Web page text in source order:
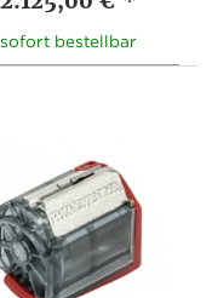
sofort bestellbar